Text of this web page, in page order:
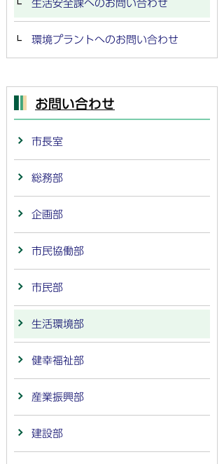
生活安全課へのお問い合わせ
環境プラントへのお問い合わせ
お問い合わせ
市長室
総務部
企画部
市民協働部
市民部
生活環境部
健幸福祉部
産業振興部
建設部